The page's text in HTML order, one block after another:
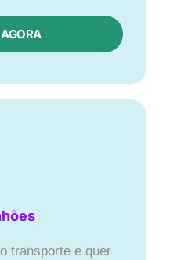
transporte e quer